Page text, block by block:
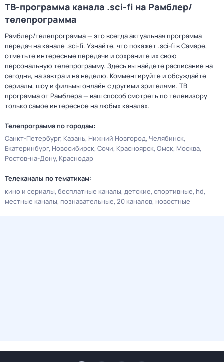
ТВ-программа канала .sci-fi на Рамблер/
телепрограмма
Рамблер/телепрограмма — это всегда актуальная программа
передач на канале .sci-fi. Узнайте, что покажет .sci-fi в Самаре,
отметьте интересные передачи и сохраните их свою
персональную телепрограмму. Здесь вы найдете расписание на
сегодня, на завтра и на неделю. Комментируйте и обсуждайте
сериалы, шоу и фильмы онлайн с другими зрителями. ТВ
программа от Рамблера — ваш способ смотреть по телевизору
только самое интересное на любых каналах.
Телепрограмма по городам:
Санкт-Петербург Казань Нижний Новгород Челябинск
Екатеринбург Новосибирск Сочи Красноярск Омск Москва
Ростов-на-Дону Краснодар
Телеканалы по тематикам:
кино и сериалы бесплатные каналы детские спортивные hd
местные каналы познавательные 20 каналов новостные